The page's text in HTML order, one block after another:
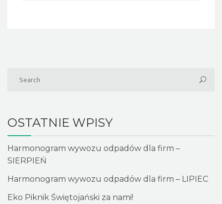
OSTATNIE WPISY
Harmonogram wywozu odpadów dla firm –
SIERPIEŃ
Harmonogram wywozu odpadów dla firm – LIPIEC
Eko Piknik Świętojański za nami!